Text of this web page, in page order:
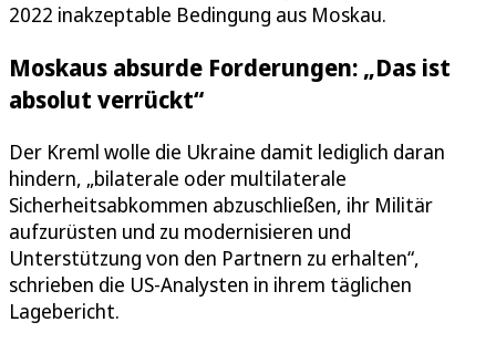
2022 inakzeptable Bedingung aus Moskau.
Moskaus absurde Forderungen: „Das ist
absolut verrückt“
Der Kreml wolle die Ukraine damit lediglich daran
hindern, „bilaterale oder multilaterale
Sicherheitsabkommen abzuschließen, ihr Militär
aufzurüsten und zu modernisieren und
Unterstützung von den Partnern zu erhalten“,
schrieben die US-Analysten in ihrem täglichen
Lagebericht.